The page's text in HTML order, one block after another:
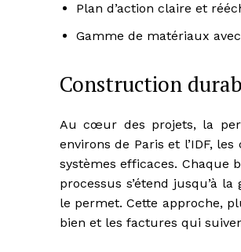
Plan d’action claire et
Gamme de matériaux
Construction
Au cœur des projets, la
environs de Paris et l’IDF,
systèmes efficaces.
processus s’étend jusqu’à
le permet. Cette approche,
bien et les factures qui